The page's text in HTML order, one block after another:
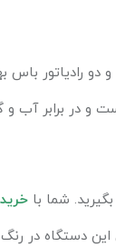
رادیاتور باس
و در برابر آب و
این دستگاه در